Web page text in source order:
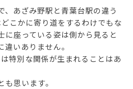
、あざみ野駅と青葉台駅の違う
こかに寄り道をするわけでもな
に座っている姿は側から見ると
いありません。
特別な関係が生まれることはあ
思います。